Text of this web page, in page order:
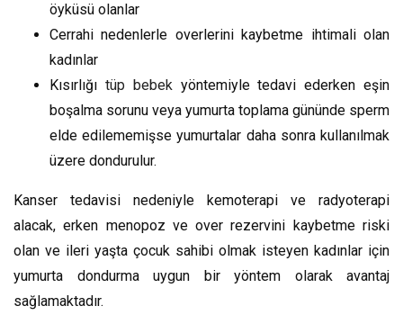
öyküsü olanlar
Cerrahi nedenlerle overlerini kaybetme ihtimali olan
kadınlar
Kısırlığı tüp bebekyöntemiyle tedavi ederken eşin
boşalma sorunu veya yumurta toplama gününde sperm
elde edilememişse yumurtalar daha sonra kullanılmak
üzere dondurulur.
Kanser tedavisi nedeniyle kemoterapi ve radyoterapi
alacak, erken menopoz ve over rezervini kaybetme riski
olan ve ileri yaşta çocuk sahibi olmak isteyen kadınlar için
yumurta dondurma uygun bir yöntem olarak avantaj
sağlamaktadır.